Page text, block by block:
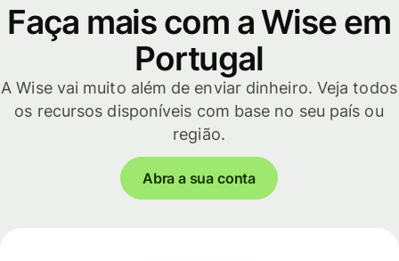
Faça mais com a Wise em
Portugal
A Wise vai muito além de enviar dinheiro. Veja todos
os recursos disponíveis com base no seu país ou
região.
Abra a sua conta